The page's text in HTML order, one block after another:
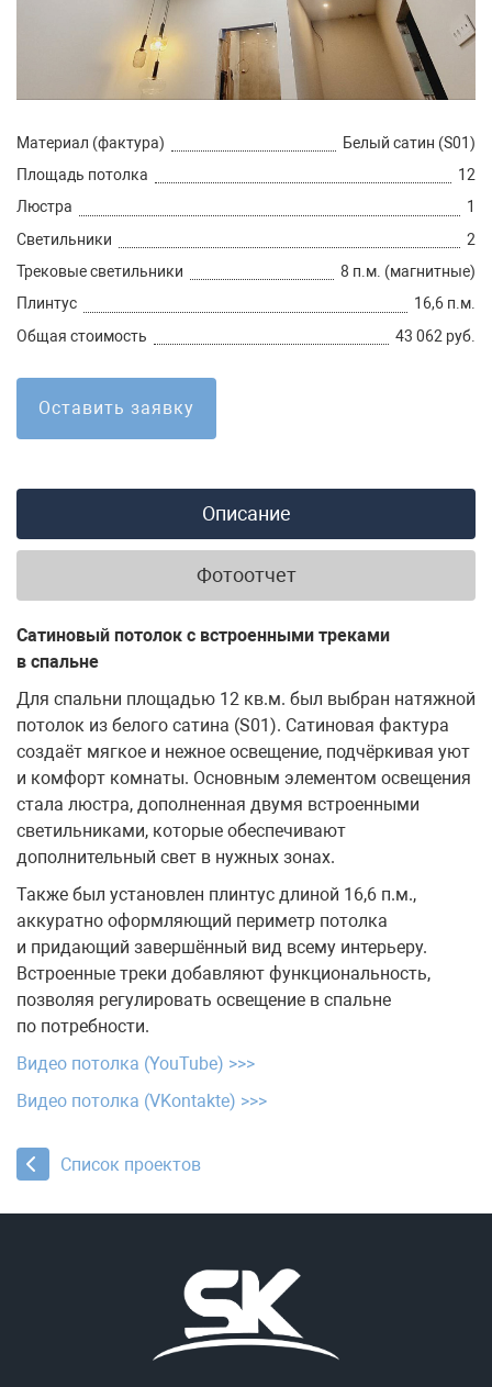
Материал (фактура)
Белый сатин (S01)
Площадь потолка
12
Люстра
1
Светильники
2
Трековые светильники
8 п.м. (магнитные)
Плинтус
16,6 п.м.
Общая стоимость
43 062 руб.
Оставить заявку
Описание
Фотоотчет
Сатиновый потолок с встроенными треками
в спальне
Для спальни площадью 12 кв.м. был выбран натяжной
потолок из белого сатина (S01). Сатиновая фактура
создаёт мягкое и нежное освещение, подчёркивая уют
и комфорт комнаты. Основным элементом освещения
стала люстра, дополненная двумя встроенными
светильниками, которые обеспечивают
дополнительный свет в нужных зонах.
Также был установлен плинтус длиной 16,6 п.м.,
аккуратно оформляющий периметр потолка
и придающий завершённый вид всему интерьеру.
Встроенные треки добавляют функциональность,
позволяя регулировать освещение в спальне
по потребности.
Видео потолка (YouTube) >>>
Видео потолка (VKontakte) >>>
Список проектов